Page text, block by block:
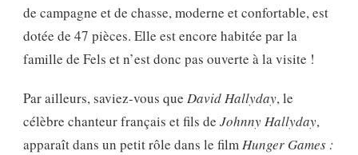
de campagne et de chasse, moderne et confortable, est
dotée de 47 pièces. Elle est encore habitée par la
famille de Fels et n’est donc pas ouverte à la visite !
Par ailleurs, saviez-vous que David Hallyday, le
célèbre chanteur français et fils de Johnny Hallyday,
apparaît dans un petit rôle dans le filmHunger Games :